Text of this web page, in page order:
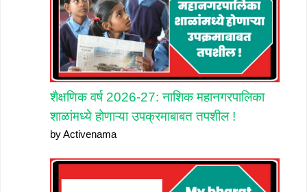
शैक्षणिक वर्ष 2026-27: नाशिक महानगरपालिका
शाळांमध्ये होणाऱ्या उपक्रमाबाबत तपशील !
by Activenama